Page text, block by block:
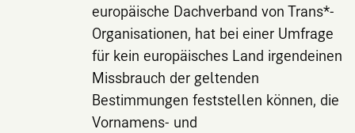
europäische Dachverband von Trans*-
Organisationen, hat bei einer Umfrage
für kein europäisches Land irgendeinen
Missbrauch der geltenden
Bestimmungen feststellen können, die
Vornamens- und